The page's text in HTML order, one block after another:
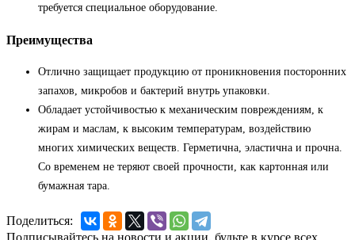
требуется специальное оборудование.
Преимущества
Отлично защищает продукцию от проникновения посторонних
запахов, микробов и бактерий внутрь упаковки.
Обладает устойчивостью к механическим повреждениям, к
жирам и маслам, к высоким температурам, воздействию
многих химических веществ. Герметична, эластична и прочна.
Со временем не теряют своей прочности, как картонная или
бумажная тара.
Поделиться:
Подписывайтесь на новости и акции, будьте в курсе всех